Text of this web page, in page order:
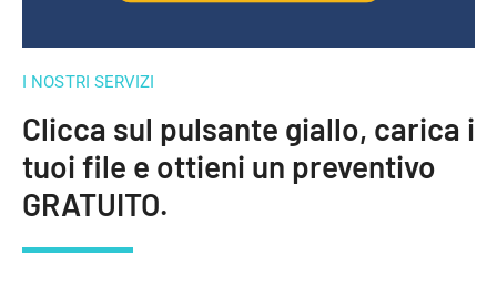
I NOSTRI SERVIZI
Clicca sul pulsante giallo, carica i
tuoi file e ottieni un preventivo
GRATUITO.